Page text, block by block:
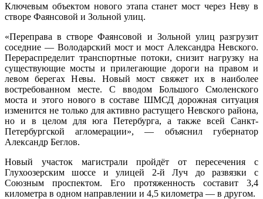
Ключевым объектом нового этапа станет мост через Неву в
створе Фаянсовой и Зольной улиц.
«Переправа в створе Фаянсовой и Зольной улиц разгрузит
соседние — Володарский мост и мост Александра Невского.
Перераспределит транспортные потоки, снизит нагрузку на
существующие мосты и прилегающие дороги на правом и
левом берегах Невы. Новый мост свяжет их в наиболее
востребованном месте. С вводом Большого Смоленского
моста и этого нового в составе ШМСД дорожная ситуация
изменится не только для активно растущего Невского района,
но и в целом для юга Петербурга, а также всей Санкт-
Петербургской агломерации», — объяснил губернатор
Александр Беглов.
Новый участок магистрали пройдёт от пересечения с
Глухоозерским шоссе и улицей 2-й Луч до развязки с
Союзным проспектом. Его протяженность составит 3,4
километра в одном направлении и 4,5 километра — в другом.